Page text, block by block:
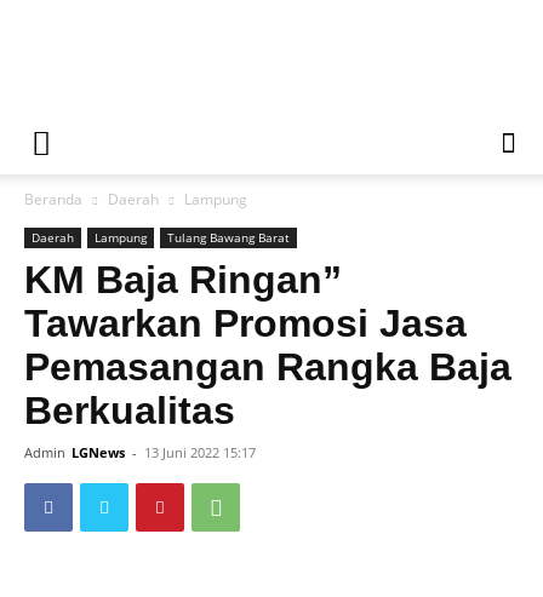
News
Beranda Daerah Lampung
Daerah Lampung Tulang Bawang Barat
KM Baja Ringan”
Tawarkan Promosi Jasa
Pemasangan Rangka Baja
Berkualitas
Admin LGNews - 13 Juni 2022 15:17